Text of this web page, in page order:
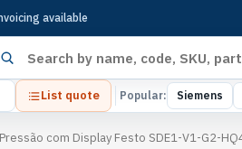
available
products
List quote Popular: Siemens
com Display Festo SDE1-V1-G2-